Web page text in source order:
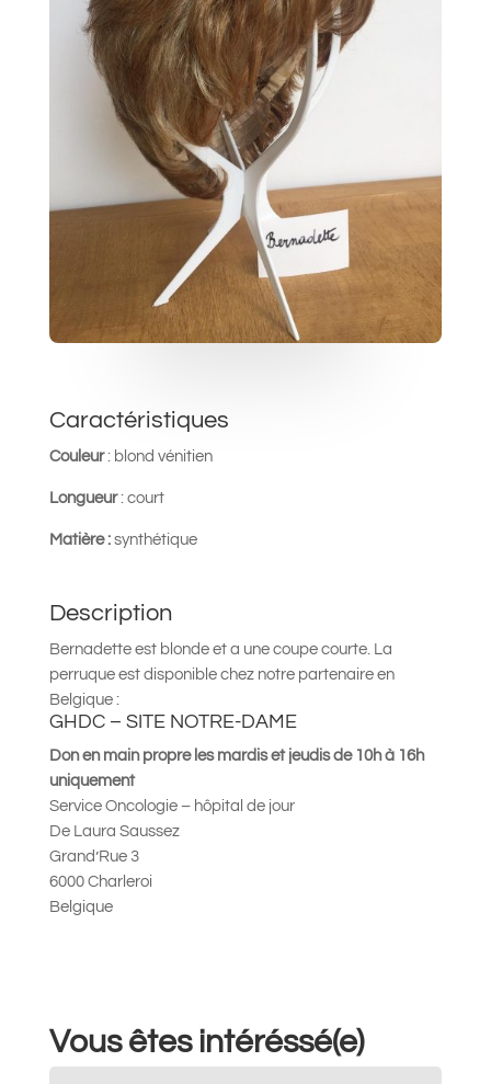
Caractéristiques
Couleur: blond vénitien
Longueur: court
Matière :synthétique
Description
Bernadette est blonde et a une coupe courte. La
perruque est disponible chez notre partenaire en
Belgique :
GHDC – SITE NOTRE-DAME
Don en main propre les mardis et jeudis de 10h à 16h
uniquement
Service Oncologie – hôpital de jour
De Laura Saussez
Grand’Rue 3
6000 Charleroi
Belgique
Vous êtes intéréssé(e)